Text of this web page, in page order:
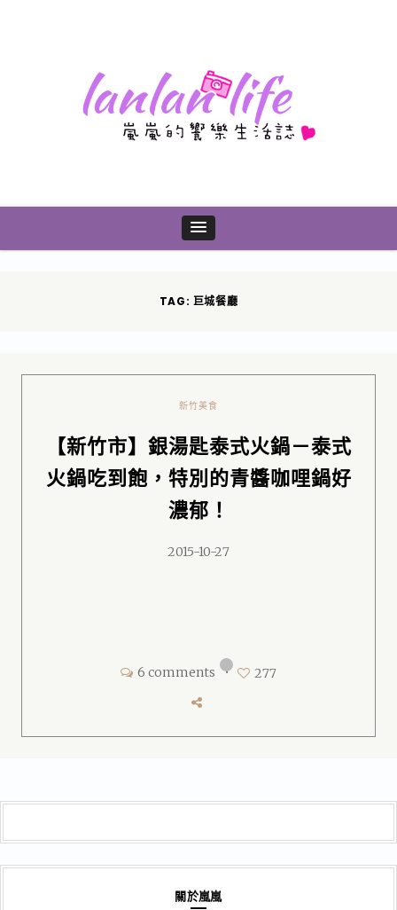
TAG: 巨城餐廳
新竹美食
【新竹市】銀湯匙泰式火鍋－泰式
火鍋吃到飽，特別的青醬咖哩鍋好
濃郁！
2015-10-27
6 comments • 277
關於嵐嵐